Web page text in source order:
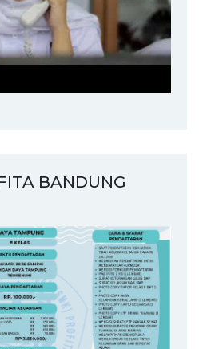
BANDUNG